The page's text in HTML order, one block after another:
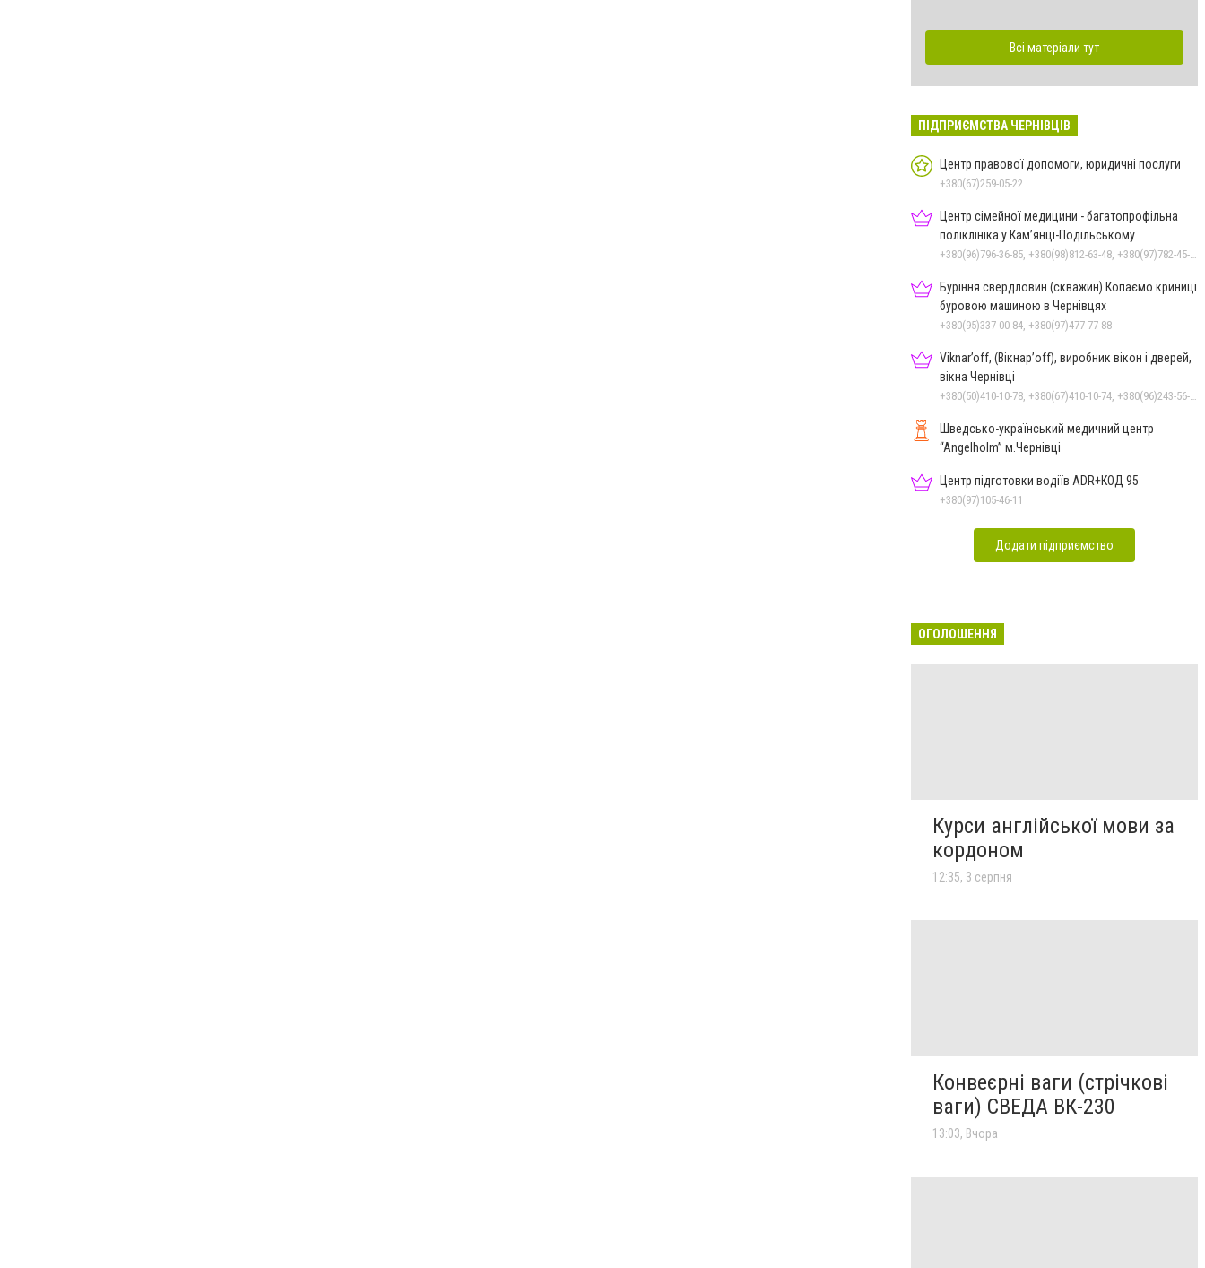
Всі матеріали тут
ПІДПРИЄМСТВА ЧЕРНІВЦІВ
Центр правової допомоги, юридичні послуги
+380(67)259-05-22
Центр сімейної медицини - багатопрофільна
поліклініка у Кам’янці-Подільському
Буріння свердловин (скважин) Копаємо криниці
буровою машиною в Чернівцях
+380(95)337-00-84, +380(97)477-77-88
Viknar’off, (Вікнар’off), виробник вікон і дверей,
вікна Чернівці
Шведсько-український медичний центр
“Angelholm” м.Чернівці
Центр підготовки водіїв ADR+КОД 95
+380(97)105-46-11
Додати підприємство
ОГОЛОШЕННЯ
Курси англійської мови за
кордоном
12:35, 3 серпня
Конвеєрні ваги (стрічкові
ваги) СВЕДА ВК-230
13:03, Вчора